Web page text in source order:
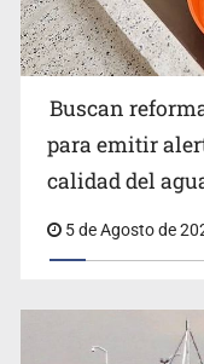
entre el gobierno
Sheinbaum se
Buscan
para emitir
calidad del
5 de Agosto de